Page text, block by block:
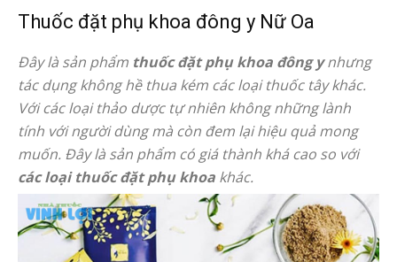
Thuốc đặt phụ khoa đông y Nữ Oa
Đây là sản phẩm thuốc đặt phụ khoa đông ynhưng
tác dụng không hề thua kém các loại thuốc tây khác.
Với các loại thảo dược tự nhiên không những lành
tính với người dùng mà còn đem lại hiệu quả mong
muốn. Đây là sản phẩm có giá thành khá cao so với
các loại thuốc đặt phụ khoa khác.